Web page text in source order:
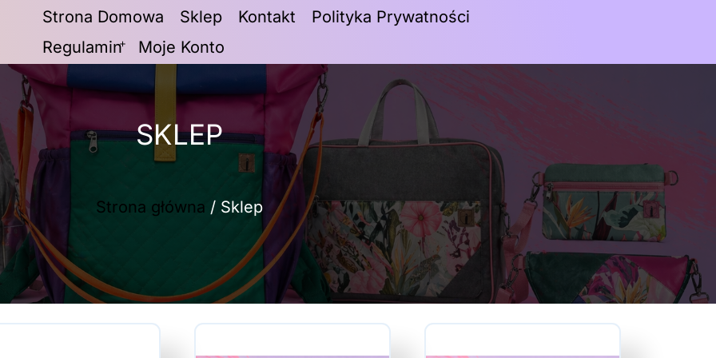
Strona Domowa Sklep Kontakt
Polityka Prywatności
Regulamin
Moje Konto
SKLEP
Strona główna / Sklep